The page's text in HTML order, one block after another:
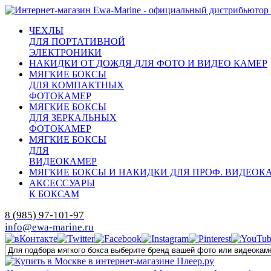
ЧЕХЛЫ
ДЛЯ ПОРТАТИВНОЙ
ЭЛЕКТРОНИКИ
НАКИДКИ ОТ ДОЖДЯ ДЛЯ ФОТО И ВИДЕО КАМЕР
МЯГКИЕ БОКСЫ
ДЛЯ КОМПАКТНЫХ
ФОТОКАМЕР
МЯГКИЕ БОКСЫ
ДЛЯ ЗЕРКАЛЬНЫХ
ФОТОКАМЕР
МЯГКИЕ БОКСЫ
ДЛЯ
ВИДЕОКАМЕР
МЯГКИЕ БОКСЫ И НАКИДКИ ДЛЯ ПРОФ.
АКСЕССУАРЫ
К БОКСАМ
8 (985) 97-101-97
info@ewa-marine.ru